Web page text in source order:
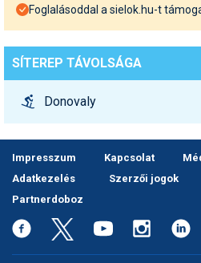
Foglalásoddal a sielok.hu-t
SÍTEREP TÁVOLSÁGA
Donovaly
Impresszum Kapcsolat
Adatkezelés
Szerzői jogok
Partnerdoboz